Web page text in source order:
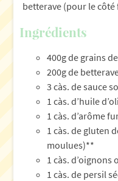
betterave (pour le
Ingrédients
400g de grains
200g de
3 càs. de sauce
1 càs. d’huile
1 càs. d’arôme
1 càs. de gluten
moulues)**
1 càs. d’oignons
1 càs. de persil